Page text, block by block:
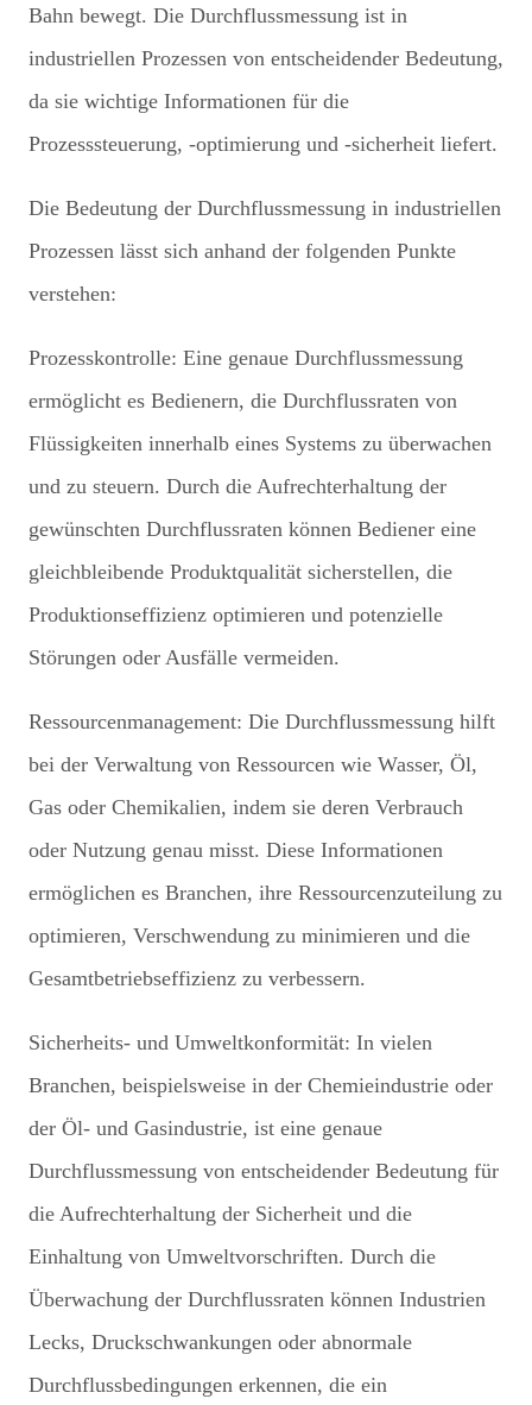
Bahn bewegt. Die Durchflussmessung ist in
industriellen Prozessen von entscheidender Bedeutung,
da sie wichtige Informationen für die
Prozesssteuerung, -optimierung und -sicherheit liefert.
Die Bedeutung der Durchflussmessung in industriellen
Prozessen lässt sich anhand der folgenden Punkte
verstehen:
Prozesskontrolle: Eine genaue Durchflussmessung
ermöglicht es Bedienern, die Durchflussraten von
Flüssigkeiten innerhalb eines Systems zu überwachen
und zu steuern. Durch die Aufrechterhaltung der
gewünschten Durchflussraten können Bediener eine
gleichbleibende Produktqualität sicherstellen, die
Produktionseffizienz optimieren und potenzielle
Störungen oder Ausfälle vermeiden.
Ressourcenmanagement: Die Durchflussmessung hilft
bei der Verwaltung von Ressourcen wie Wasser, Öl,
Gas oder Chemikalien, indem sie deren Verbrauch
oder Nutzung genau misst. Diese Informationen
ermöglichen es Branchen, ihre Ressourcenzuteilung zu
optimieren, Verschwendung zu minimieren und die
Gesamtbetriebseffizienz zu verbessern.
Sicherheits- und Umweltkonformität: In vielen
Branchen, beispielsweise in der Chemieindustrie oder
der Öl- und Gasindustrie, ist eine genaue
Durchflussmessung von entscheidender Bedeutung für
die Aufrechterhaltung der Sicherheit und die
Einhaltung von Umweltvorschriften. Durch die
Überwachung der Durchflussraten können Industrien
Lecks, Druckschwankungen oder abnormale
Durchflussbedingungen erkennen, die ein